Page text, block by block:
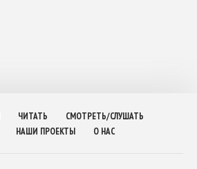
ЧИТАТЬ
СМОТРЕТЬ/СЛУШАТЬ
НАШИ ПРОЕКТЫ О НАС